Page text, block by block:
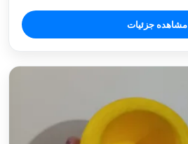
مشاهده جزئیات